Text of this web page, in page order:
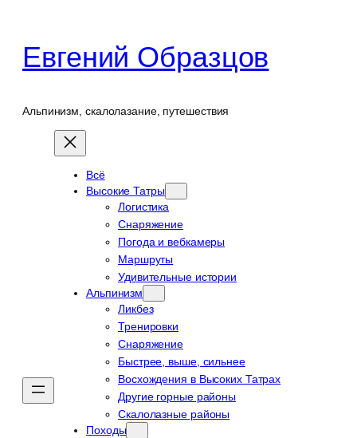
содержимому
Евгений Образцов
Альпинизм, скалолазание, путешествия
Всё
Высокие Татры
Логистика
Снаряжение
Погода и вебкамеры
Маршруты
Удивительные истории
Альпинизм
Ликбез
Тренировки
Снаряжение
Быстрее, выше, сильнее
Восхождения в Высоких Татрах
Другие горные районы
Скалолазные районы
Походы